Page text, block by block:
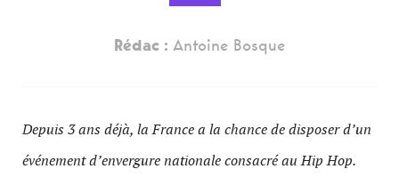
Rédac : Antoine Bosque
Depuis 3 ans déjà, la France a la chance de disposer d’un
événement d’envergure nationale consacré au Hip Hop.